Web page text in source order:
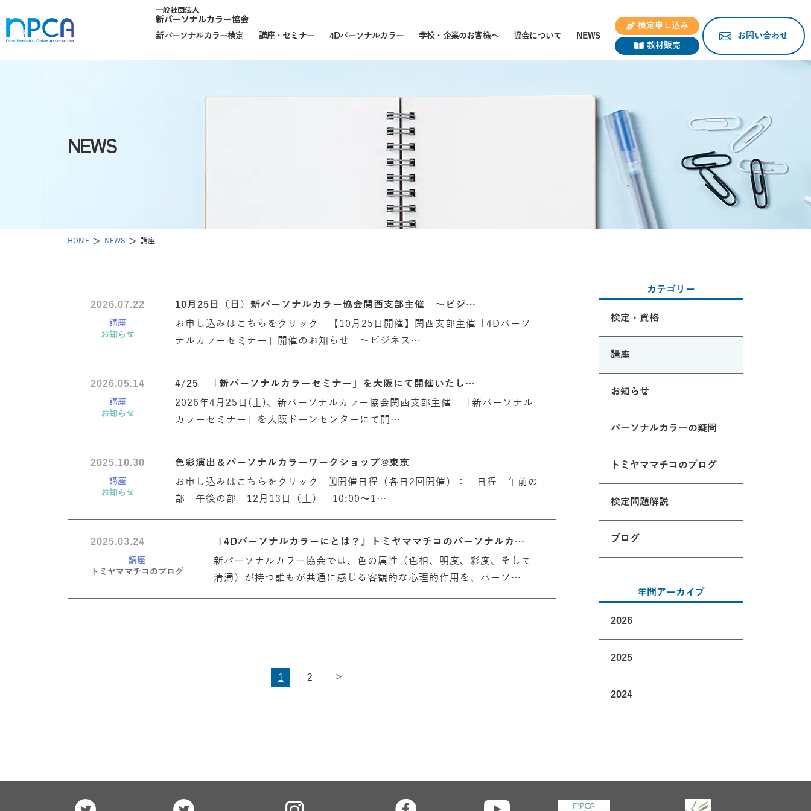
一般社団法人
新パーソナルカラー協会
新パーソナルカラー検定 講座・セミナー 4Dパーソナルカラー 学校・企業のお客様へ 協会について NEWS
検定申し込み
教材販売
お問い合わせ
NEWS
HOME NEWS 講座
2026.07.22
講座
お知らせ
10月25日（日）新パーソナルカラー協会関西支部主催 ～ビジ…
お申し込みはこちらをクリック 【10月25日開催】関西支部主催「4Dパーソ
ナルカラーセミナー」開催のお知らせ ～ビジネス…
2026.05.14
講座
お知らせ
4/25 「新パーソナルカラーセミナー」を大阪にて開催いたし…
2026年4月25日(土)、新パーソナルカラー協会関西支部主催 「新パーソナル
カラーセミナー」を大阪ドーンセンターにて開…
2025.10.30
講座
お知らせ
色彩演出＆パーソナルカラーワークショップ@東京
お申し込みはこちらをクリック 🗓開催日程（各日2回開催）： 日程 午前の
部 午後の部 12月13日（土） 10:00〜1…
2025.03.24
講座
トミヤママチコのブログ
『4Dパーソナルカラーにとは？』トミヤママチコのパーソナルカ…
新パーソナルカラー協会では、色の属性（色相、明度、彩度、そして
清濁）が持つ誰もが共通に感じる客観的な心理的作用を、パーソ…
1 2 ＞
カテゴリー
検定・資格
講座
お知らせ
パーソナルカラーの疑問
トミヤママチコのブログ
検定問題解説
ブログ
年間アーカイブ
2026
2025
2024